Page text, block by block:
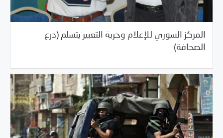
المركز السوري للإعلام وحرية التعبير يتسلم (درع
الصحافة)
05/20/2017 السلطة الخامسة/خبر بارز